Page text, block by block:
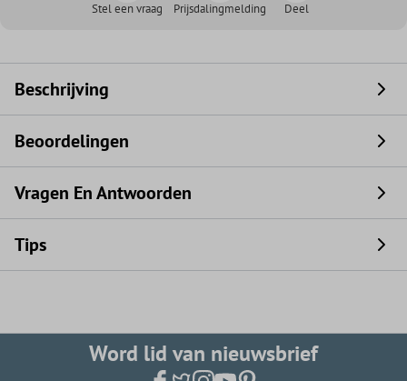
Stel een vraag Prijsdalingmelding Deel
Beschrijving
Beoordelingen
Vragen En Antwoorden
Tips
Word lid van nieuwsbrief